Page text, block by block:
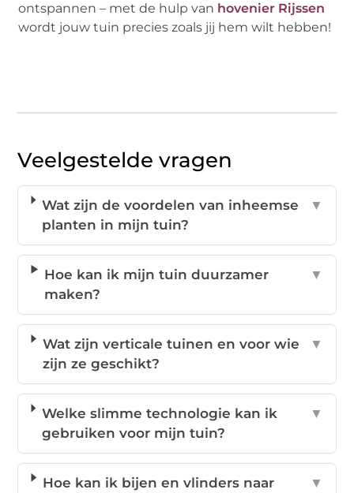
ontspannen – met de hulp van hovenier Rijssen
wordt jouw tuin precies zoals jij hem wilt hebben!
Veelgestelde vragen
Wat zijn de voordelen van inheemse
planten in mijn tuin?
▼
Hoe kan ik mijn tuin duurzamer
maken?
▼
Wat zijn verticale tuinen en voor wie
zijn ze geschikt?
▼
Welke slimme technologie kan ik
gebruiken voor mijn tuin?
▼
Hoe kan ik bijen en vlinders naar
▼